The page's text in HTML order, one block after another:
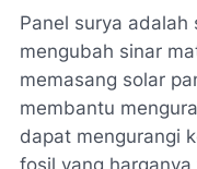
Panel surya adalah
mengubah sinar
memasang solar
membantu
dapat mengurangi